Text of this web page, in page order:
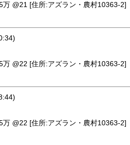
万 @21 [住所:アズラン・農村10363-2]
万 @22 [住所:アズラン・農村10363-2]
万 @22 [住所:アズラン・農村10363-2]